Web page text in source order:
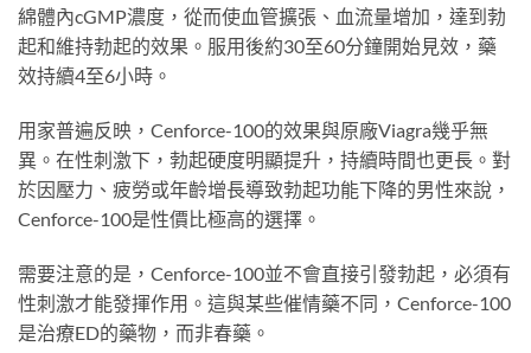
綿體內cGMP濃度，從而使血管擴張、血流量增加，達到勃
起和維持勃起的效果。服用後約30至60分鐘開始見效，藥
效持續4至6小時。
用家普遍反映，Cenforce-100的效果與原廠Viagra幾乎無
異。在性刺激下，勃起硬度明顯提升，持續時間也更長。對
於因壓力、疲勞或年齡增長導致勃起功能下降的男性來說，
Cenforce-100是性價比極高的選擇。
需要注意的是，Cenforce-100並不會直接引發勃起，必須有
性刺激才能發揮作用。這與某些催情藥不同，Cenforce-100
是治療ED的藥物，而非春藥。